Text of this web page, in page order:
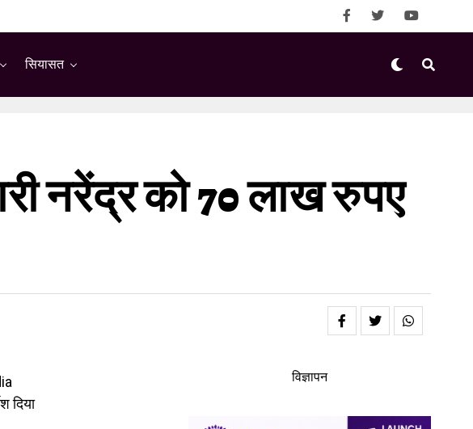
सियासत
नरेंद्र को 70 लाख रुपए
दिया
विज्ञापन